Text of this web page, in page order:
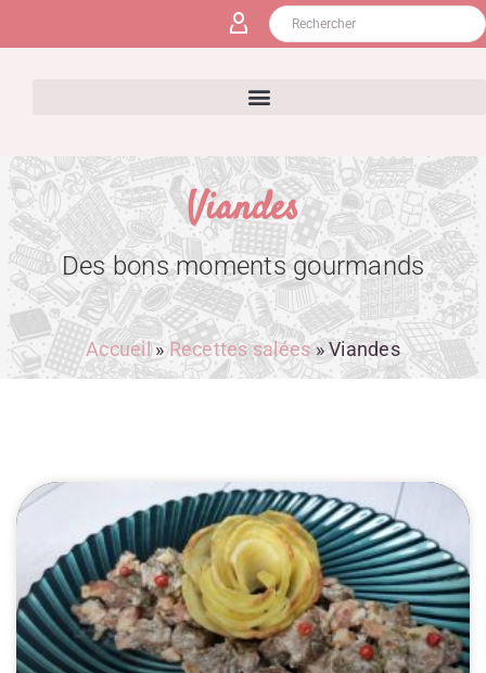
Viandes
Des bons moments gourmands
Accueil»Recettes salées»Viandes